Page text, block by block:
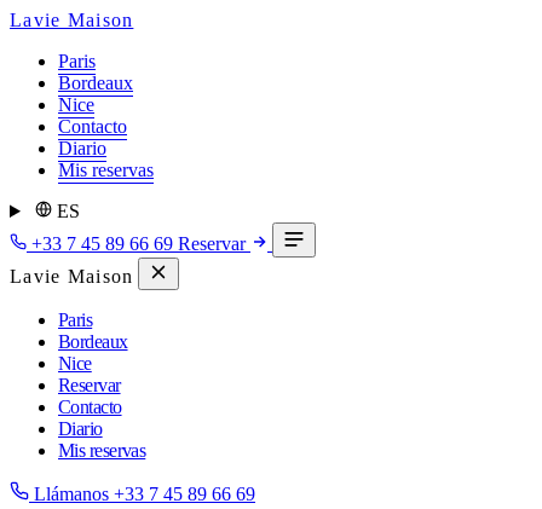
Lavie Maison
Paris
Bordeaux
Nice
Contacto
Diario
Mis reservas
ES
+33 7 45 89 66 69 Reservar
Lavie Maison
Paris
Bordeaux
Nice
Reservar
Contacto
Diario
Mis reservas
Llámanos +33 7 45 89 66 69